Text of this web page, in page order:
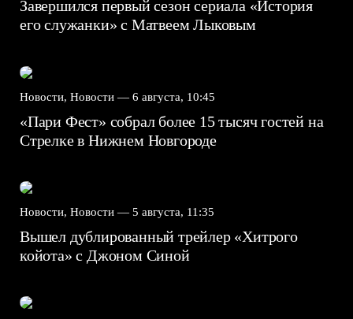
Завершился первый сезон сериала «История
его служанки» с Матвеем Лыковым
Новости, Новости — 6 августа, 10:45
«Пари Фест» собрал более 15 тысяч гостей на
Стрелке в Нижнем Новгороде
Новости, Новости — 5 августа, 11:35
Вышел дублированный трейлер «Хитрого
койота» с Джоном Синой